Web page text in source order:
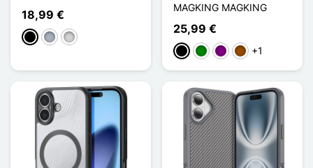
18,99 €
MustaHarmaaGris clair
MAGKING MAGKING
25,99 €
MustaVihreäVioletRuskea
+1